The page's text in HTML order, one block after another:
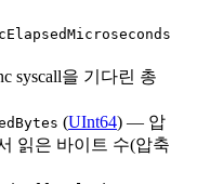
syscall을 기다린 총
(UInt64) — 압
읽은 바이트 수(압축